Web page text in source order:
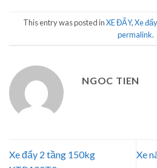
This entry was posted inXE ĐẨY,Xe
permalink.
NGOC TIEN
Xe đẩy 2 tầng 150kg
Xe